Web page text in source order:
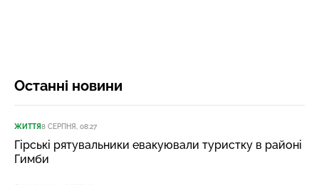
Останні новини
ЖИТТЯ8 СЕРПНЯ, 08:27
Гірські рятувальники евакуювали туристку в районі
Гимби